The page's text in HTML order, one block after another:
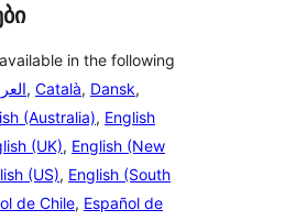
in the following
, Català, Dansk,
(Australia), English
(UK), English (New
(US), English (South
de Chile, Español de